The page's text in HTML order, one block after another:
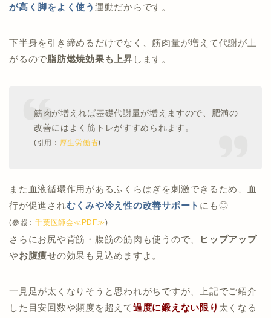
が高く脚をよく使う 運動だからです。
下半身を引き締めるだけでなく、筋肉量が増えて代謝が上
がるので脂肪燃焼効果も上昇 します。
筋肉が増えれば基礎代謝量が増えますので、肥満の
改善にはよく筋トレがすすめられます。
(引用：厚生労働省)
また血液循環作用があるふくらはぎを刺激できるため、血
行が促進されむくみや冷え性の改善サポート にも◎
(参照：千葉医師会≪PDF≫)
さらにお尻や背筋・腹筋の筋肉も使うので、
ヒップアップ
やお腹痩せの効果も見込めますよ。
一見足が太くなりそうと思われがちですが、上記でご紹介
した目安回数や頻度を超えて過度に鍛えない限り 太くなる